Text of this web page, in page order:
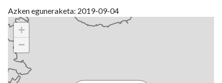
Azken eguneraketa: 2019-09-04
+
−